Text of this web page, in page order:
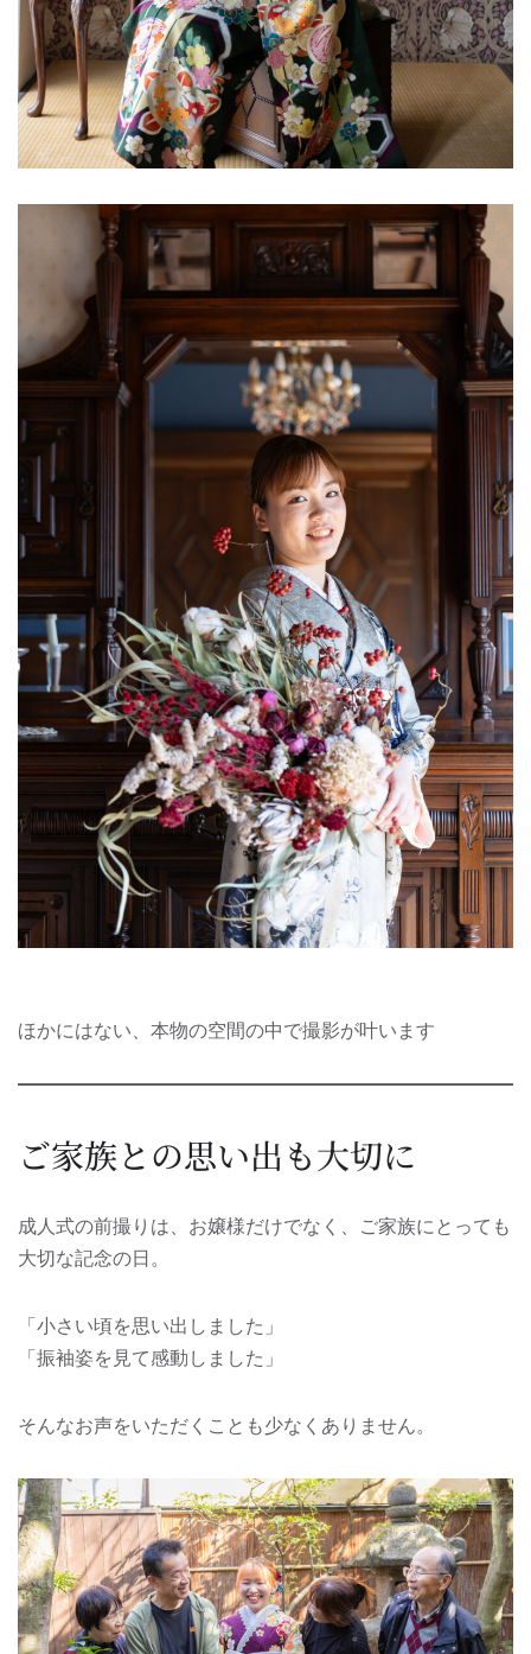
ほかにはない、本物の空間の中で撮影が叶います
ご家族との思い出も大切に
成人式の前撮りは、お嬢様だけでなく、ご家族にとっても
大切な記念の日。
「小さい頃を思い出しました」
「振袖姿を見て感動しました」
そんなお声をいただくことも少なくありません。